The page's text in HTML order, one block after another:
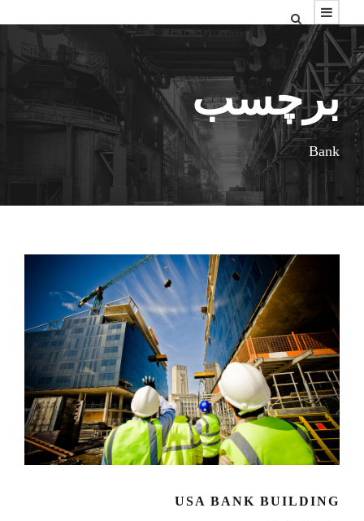
برچسب
Bank
USA BANK BUILDING